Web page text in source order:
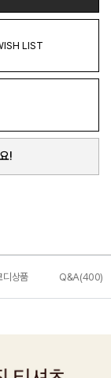
LIST
!
디상품 Q&A(400)